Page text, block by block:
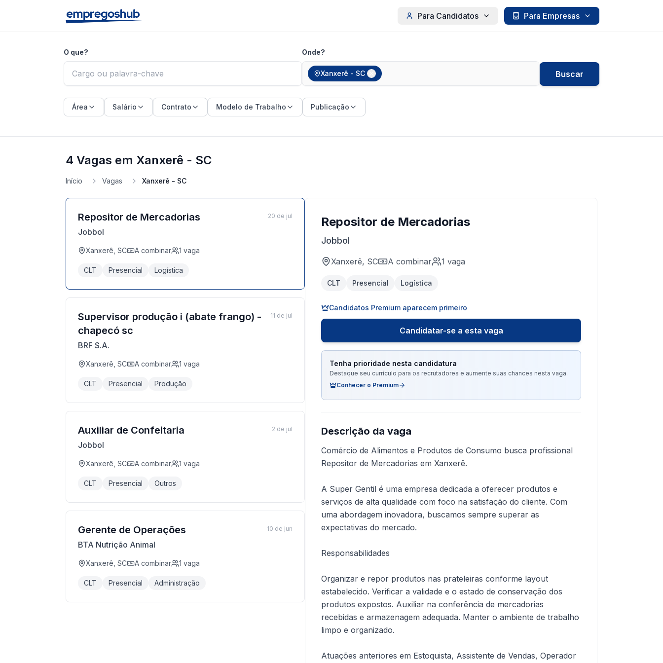
Para Candidatos Para Empresas
O que? Onde?
Xanxerê - SC Buscar
Área Salário Contrato Modelo de Trabalho Publicação
4 Vagas em Xanxerê - SC
Início Vagas Xanxerê - SC
Repositor de Mercadorias
Jobbol
Xanxerê, SC A combinar 1 vaga
CLT Presencial Logística
20 de jul
Supervisor produção i (abate frango) -
chapecó sc
BRF S.A.
Xanxerê, SC A combinar 1 vaga
CLT Presencial Produção
11 de jul
Auxiliar de Confeitaria
Jobbol
Xanxerê, SC A combinar 1 vaga
CLT Presencial Outros
2 de jul
Gerente de Operações
BTA Nutrição Animal
Xanxerê, SC A combinar 1 vaga
CLT Presencial Administração
10 de jun
Repositor de Mercadorias
Jobbol
Xanxerê, SC A combinar 1 vaga
CLT Presencial Logística
Candidatos Premium aparecem primeiro
Candidatar-se a esta vaga
Tenha prioridade nesta candidatura
Destaque seu currículo para os recrutadores e aumente suas chances nesta vaga.
Conhecer o Premium
Descrição da vaga
Comércio de Alimentos e Produtos de Consumo busca profissional
Repositor de Mercadorias em Xanxerê.
A Super Gentil é uma empresa dedicada a oferecer produtos e
serviços de alta qualidade com foco na satisfação do cliente. Com
uma abordagem inovadora, buscamos sempre superar as
expectativas do mercado.
Responsabilidades
Organizar e repor produtos nas prateleiras conforme layout
estabelecido. Verificar a validade e o estado de conservação dos
produtos expostos. Auxiliar na conferência de mercadorias
recebidas e armazenagem adequada. Manter o ambiente de trabalho
limpo e organizado.
Atuações anteriores em Estoquista, Assistente de Vendas, Operador